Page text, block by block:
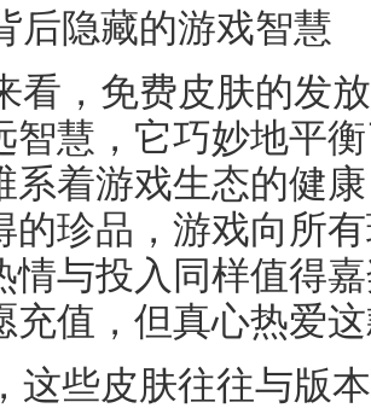
后隐藏的游戏智慧
看，免费皮肤的发
智慧，它巧妙地平
系着游戏生态的健
的珍品，游戏向所
情与投入同样值得
充值，但真心热爱
这些皮肤往往与版